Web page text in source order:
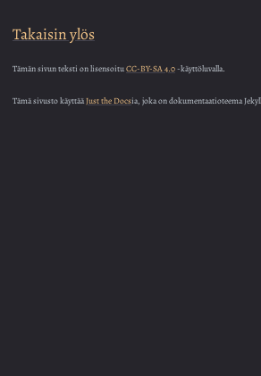
Takaisin ylös
Tämän sivun teksti on lisensoituCC-BY-SA 4.0-käyttöluvalla.
Tämä sivusto käyttääJust the Docsia, joka on dokumentaatioteema